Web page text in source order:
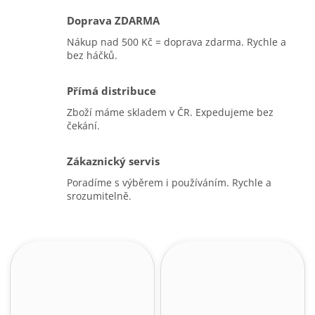
Doprava ZDARMA
Nákup nad 500 Kč = doprava zdarma. Rychle a
bez háčků.
Přímá distribuce
Zboží máme skladem v ČR. Expedujeme bez
čekání.
Zákaznický servis
Poradíme s výběrem i používáním. Rychle a
srozumitelně.